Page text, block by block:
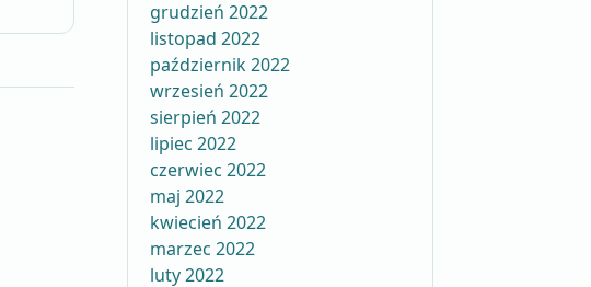
grudzień 2022
listopad 2022
październik 2022
wrzesień 2022
sierpień 2022
lipiec 2022
czerwiec 2022
maj 2022
kwiecień 2022
marzec 2022
luty 2022